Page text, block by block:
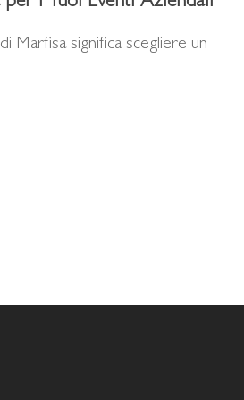
Marfisa significa scegliere un